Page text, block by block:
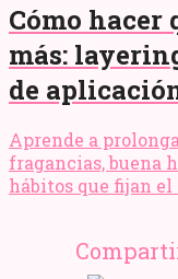
Cómo hacer
más:
de
Aprende a
fragancias, buena
hábitos que fijan el